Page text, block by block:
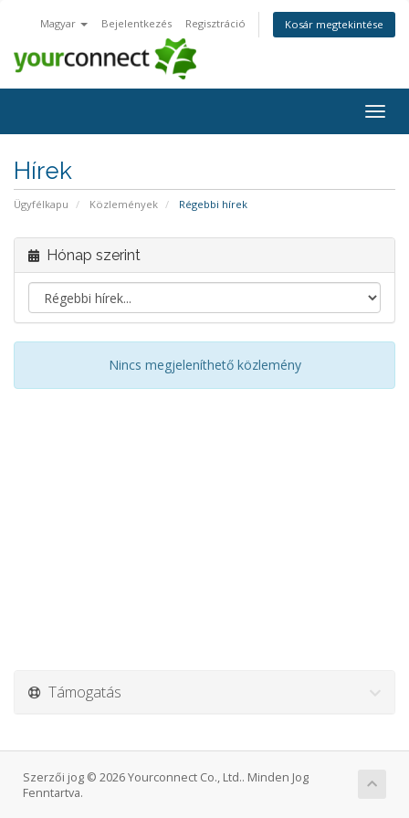
Magyar Bejelentkezés Regisztráció Kosár megtekintése
a
Hírek
Ügyfélkapu Közlemények Régebbi hírek
Hónap szerint
Nincs megjeleníthető közlemény
Támogatás
Szerzői jog © 2026 Yourconnect Co., Ltd.. Minden Jog
Fenntartva.